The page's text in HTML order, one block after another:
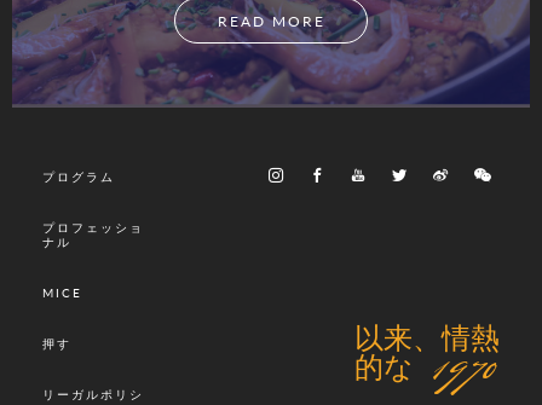
READ MORE
プログラム
プロフェッショ
ナル
MICE
押す
リーガルポリシ
以来、情熱
的な 1970